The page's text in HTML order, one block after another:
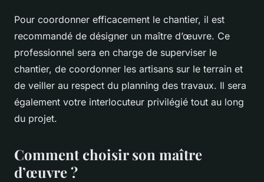
Pour coordonner efficacement le chantier, il est
recommandé de désigner un maître d’œuvre. Ce
professionnel sera en charge de superviser le
chantier, de coordonner les artisans sur le terrain et
de veiller au respect du planning des travaux. Il sera
également votre interlocuteur privilégié tout au long
du projet.
Comment choisir son maître
d’œuvre ?